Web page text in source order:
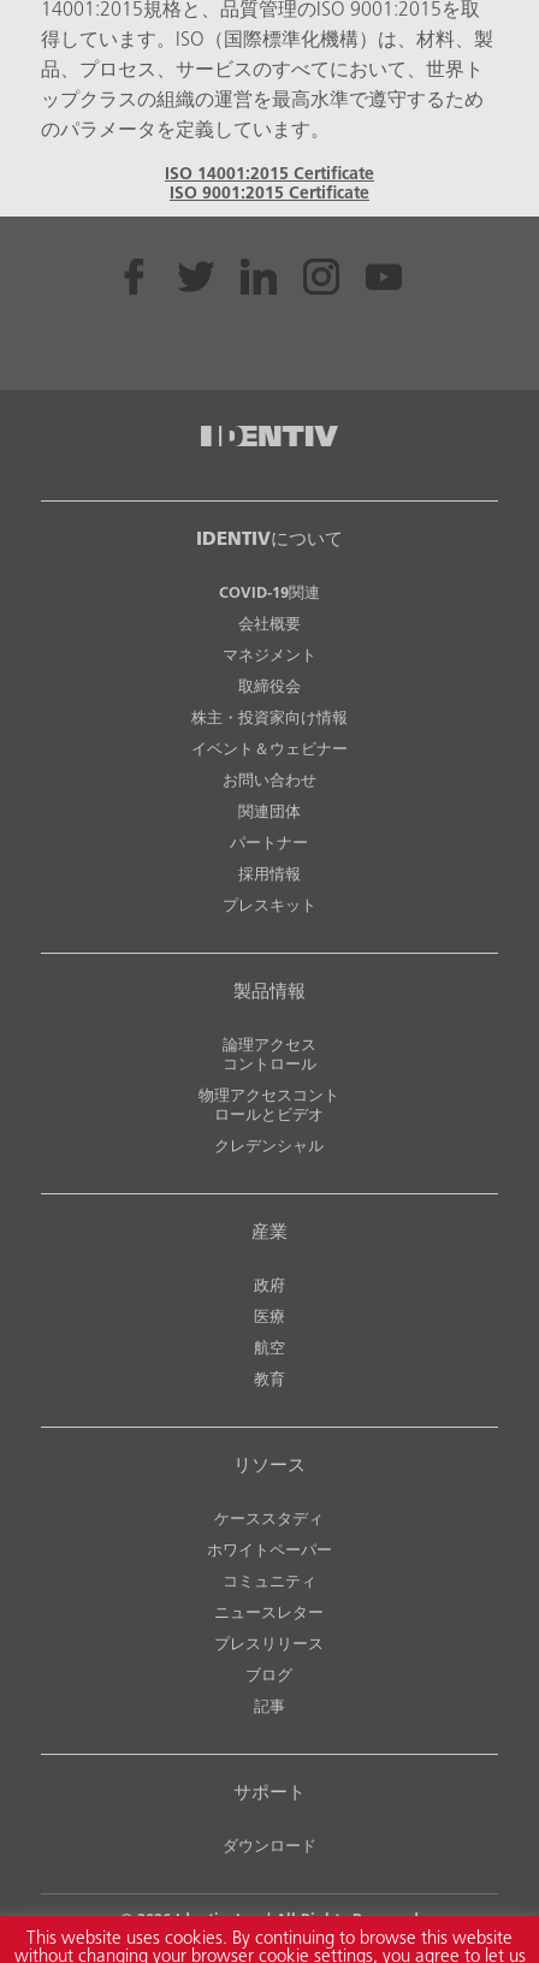
14001:2015規格と、品質管理のISO 9001:2015を取
得しています。ISO（国際標準化機構）は、材料、製
品、プロセス、サービスのすべてにおいて、世界ト
ップクラスの組織の運営を最高水準で遵守するため
のパラメータを定義しています。
ISO 14001:2015 Certificate
ISO 9001:2015 Certificate
IDENTIVについて
COVID-19関連
会社概要
マネジメント
取締役会
株主・投資家向け情報
イベント＆ウェビナー
お問い合わせ
関連団体
パートナー
採用情報
プレスキット
製品情報
論理アクセス
コントロール
物理アクセスコント
ロールとビデオ
クレデンシャル
産業
政府
医療
航空
教育
リソース
ケーススタディ
ホワイトペーパー
コミュニティ
ニュースレター
プレスリリース
ブログ
記事
サポート
ダウンロード
© 2026Identiv, Inc.| All Rights Reserved
Legal Notice Copyright & Intellectual Property Policy
This website uses cookies. By continuing to browse this website
without changing your browser cookie settings, you agree to let us